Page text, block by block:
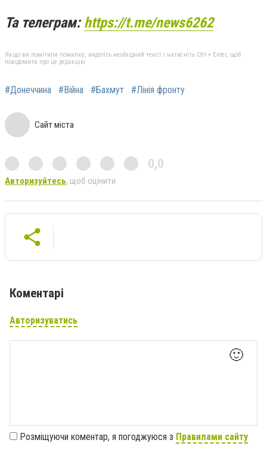
Та телеграм:https://t.me/news6262
Якщо ви помітили помилку, виділіть необхідний текст і натисніть Ctrl + Enter, щоб
повідомити про це редакцію
#Донеччина #Війна #Бахмут #Лінія фронту
Сайт міста
0,0
Авторизуйтесь, щоб оцінити
Коментарі
Авторизуватись
🙂
Розміщуючи коментар, я погоджуюся з Правилами сайту